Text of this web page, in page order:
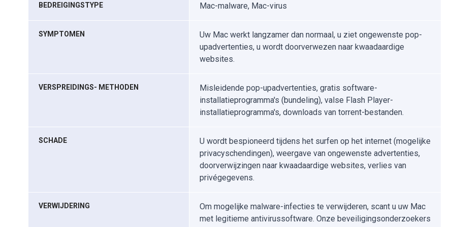
BEDREIGINGSTYPE Mac-malware, Mac-virus
SYMPTOMEN
Uw Mac werkt langzamer dan normaal, u ziet ongewenste pop-
upadvertenties, u wordt doorverwezen naar kwaadaardige
websites.
VERSPREIDINGS- METHODEN
Misleidende pop-upadvertenties, gratis software-
installatieprogramma's (bundeling), valse Flash Player-
installatieprogramma's, downloads van torrent-bestanden.
SCHADE
U wordt bespioneerd tijdens het surfen op het internet (mogelijke
privacyschendingen), weergave van ongewenste advertenties,
doorverwijzingen naar kwaadaardige websites, verlies van
privégegevens.
VERWIJDERING
Om mogelijke malware-infecties te verwijderen, scant u uw Mac
met legitieme antivirussoftware. Onze beveiligingsonderzoekers